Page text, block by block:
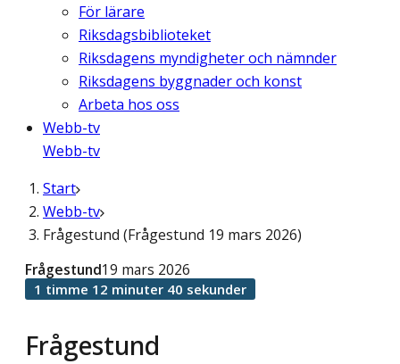
För lärare
Riksdagsbiblioteket
Riksdagens myndigheter och nämnder
Riksdagens byggnader och konst
Arbeta hos oss
Webb-tv
Webb-tv
Start
Webb-tv
Frågestund (Frågestund 19 mars 2026)
Frågestund
Frågestund19 mars 2026
1 timme 12 minuter 40 sekunder